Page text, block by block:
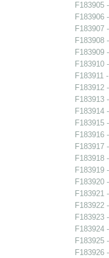
F183905
F183906
F183907
F183908
F183909
F183910
F183911
F183912
F183913
F183914
F183915
F183916
F183917
F183918
F183919
F183920
F183921
F183922
F183923
F183924
F183925
F183926